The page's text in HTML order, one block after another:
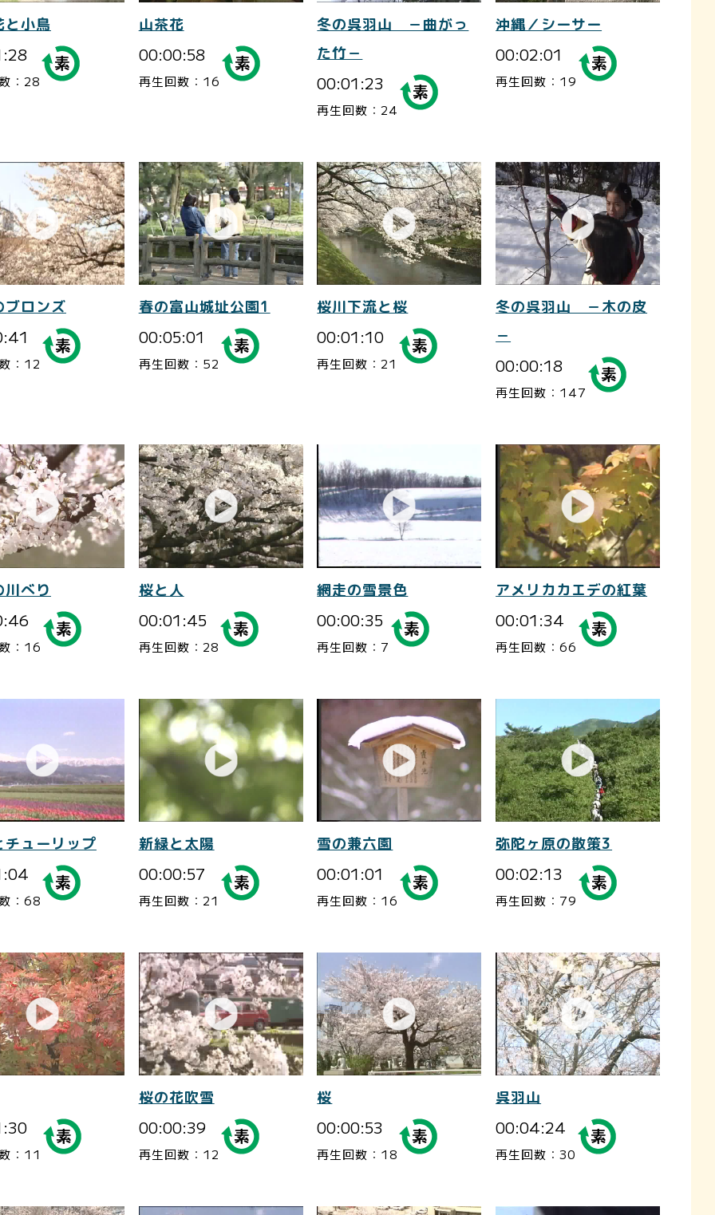
と小鳥
：28
山茶花
00:00:58
再生回数：16
冬の呉羽山 －曲がっ
た竹－
00:01:23
再生回数：24
沖縄／シーサー
00:02:01
再生回数：19
ブロンズ
：12
春の富山城址公園1
00:05:01
再生回数：52
桜川下流と桜
00:01:10
再生回数：21
冬の呉羽山 －木の皮
－
00:00:18
再生回数：147
川べり
：16
桜と人
00:01:45
再生回数：28
網走の雪景色
00:00:35
再生回数：7
アメリカカエデの紅葉
00:01:34
再生回数：66
チューリップ
：68
新緑と太陽
00:00:57
再生回数：21
雪の兼六園
00:01:01
再生回数：16
弥陀ヶ原の散策3
00:02:13
再生回数：79
：11
桜の花吹雪
00:00:39
再生回数：12
桜
00:00:53
再生回数：18
呉羽山
00:04:24
再生回数：30